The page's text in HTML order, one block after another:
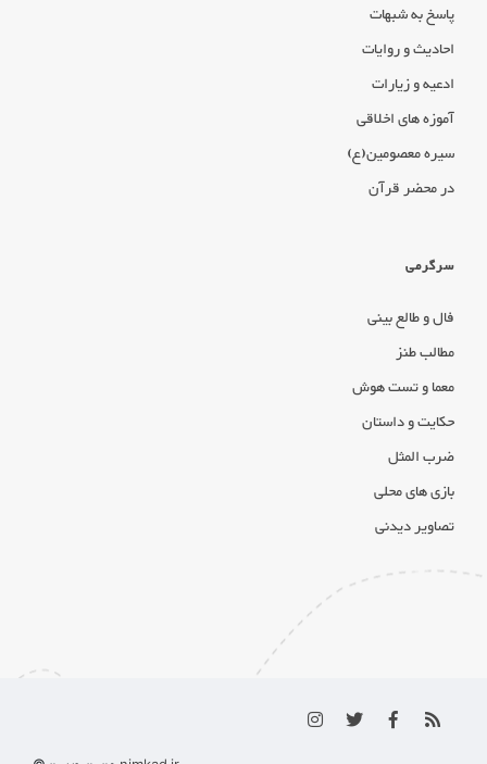
پاسخ به شبهات
احادیث و روایات
ادعیه و زیارات
آموزه های اخلاقی
سیره معصومین(ع)
در محضر قرآن
سرگرمی
فال و طالع بینی
مطالب طنز
معما و تست هوش
حکایت و داستان
ضرب المثل
بازی های محلی
تصاویر دیدنی